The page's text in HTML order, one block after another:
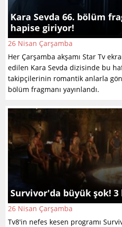
Kara Sevda 66. bölüm
hapise giriyor!
26 Nisan Çarşamba
Her Çarşamba akşamı Star Tv
edilen Kara Sevda dizisinde bu
takipçilerinin romantik anlarla
bölüm fragmanı yayınlandı.
Survivor'da büyük şok!
26 Nisan Çarşamba
Tv8'in nefes kesen programı